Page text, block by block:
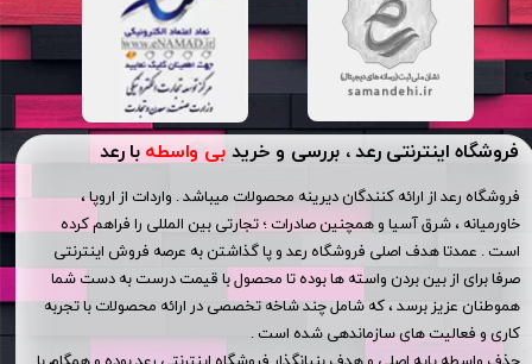
فروشگاه اینترنتی رعد ، بررسی و خرید بی واسطه با رعد
فروشگاه رعد از ارائه کنندگان دیرینه محصولات میباشد . واردات از اروپا ،
خاورمیانه ، شرق آسیا و همچنین صادرات ؛ تجارتی بین المللی را فراهم کرده
است . عمدتا هدف اصلی فروشگاه رعد و پا گذاشتن به عرصه فروش اینترنتی
صرفا برای از بین بردن واسته ها بوده تا محصول با قیمت درست به دست شما
هموطنان عزیز برسد ، که شامل چند شاخه تخصصی در ارائه محصولات با تجربه
کاری و فعالیت های سازماندهی شده است .